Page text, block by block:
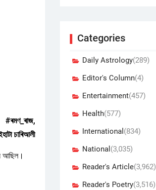
#ৰমণ_ৰাজ,
চাৰিআলী
আছিল।
Categories
Daily Astrology(289)
Editor's Column(4)
Entertainment(457)
Health(577)
International (834)
National (3,035)
Reader's Article(3,962)
Reader's Poetry(3,516)